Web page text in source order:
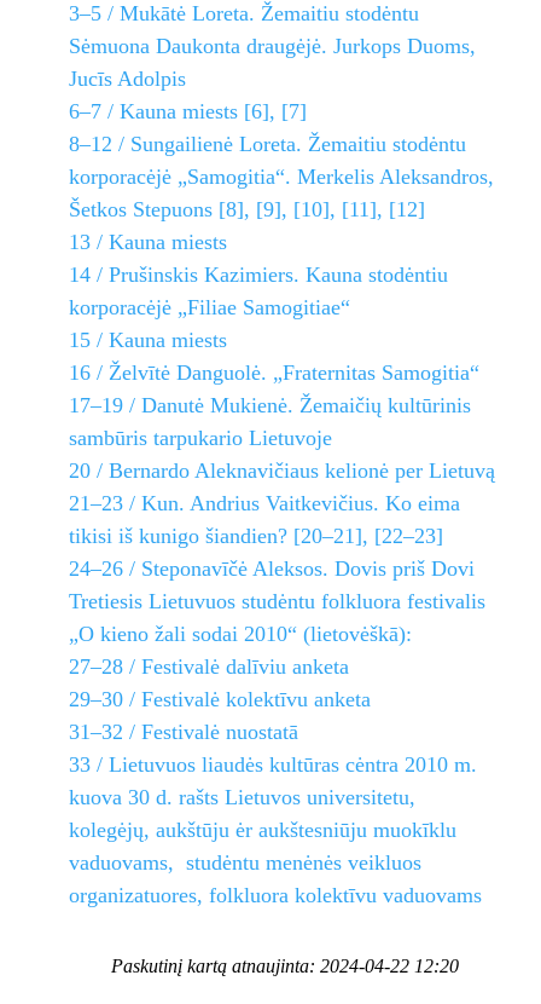
3–5 / Mukātė Loreta. Žemaitiu stodėntu
Sėmuona Daukonta draugėjė. Jurkops Duoms,
Jucīs Adolpis
6–7 / Kauna miests [6], [7]
8–12 / Sungailienė Loreta. Žemaitiu stodėntu
korporacėjė „Samogitia“. Merkelis Aleksandros,
Šetkos Stepuons [8], [9], [10], [11], [12]
13 / Kauna miests
14 / Prušinskis Kazimiers. Kauna stodėntiu
korporacėjė „Filiae Samogitiae“
15 / Kauna miests
16 / Želvītė Danguolė. „Fraternitas Samogitia“
17–19 / Danutė Mukienė. Žemaičių kultūrinis
sambūris tarpukario Lietuvoje
20 / Bernardo Aleknavičiaus kelionė per Lietuvą
21–23 / Kun. Andrius Vaitkevičius. Ko eima
tikisi iš kunigo šiandien? [20–21], [22–23]
24–26 / Steponavīčė Aleksos. Dovis priš Dovi
Tretiesis Lietuvuos studėntu folkluora festivalis
„O kieno žali sodai 2010“ (lietovėškā):
27–28 / Festivalė dalīviu anketa
29–30 / Festivalė kolektīvu anketa
31–32 / Festivalė nuostatā
33 / Lietuvuos liaudės kultūras cėntra 2010 m.
kuova 30 d. rašts Lietuvos universitetu,
kolegėjų, aukštūju ėr aukštesniūju muokīklu
vaduovams, studėntu menėnės veikluos
organizatuores, folkluora kolektīvu vaduovams
Paskutinį kartą atnaujinta: 2024-04-22 12:20